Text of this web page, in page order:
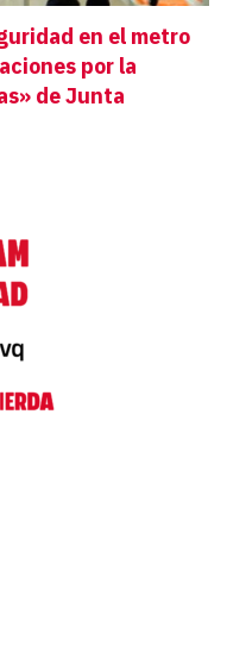
en el metro
por la
de Junta